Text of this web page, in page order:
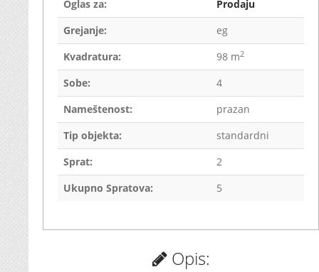
Oglas za:
Prodaju
Grejanje:
eg
Kvadratura:
98 m2
Sobe:
4
Nameštenost:
prazan
Tip objekta:
standardni
Sprat:
2
Ukupno Spratova:
5
Opis: